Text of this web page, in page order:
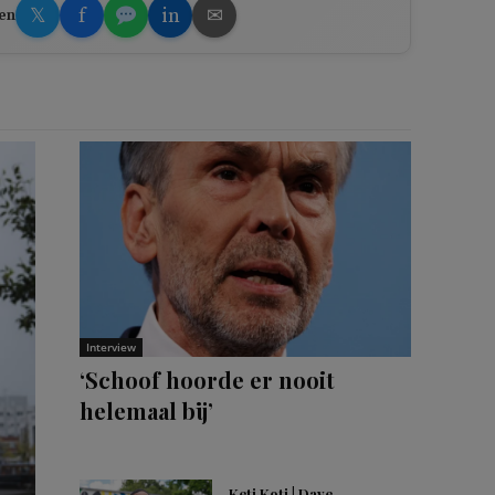
𝕏 f in ✉
Interview
‘Schoof hoorde er nooit
helemaal bij’